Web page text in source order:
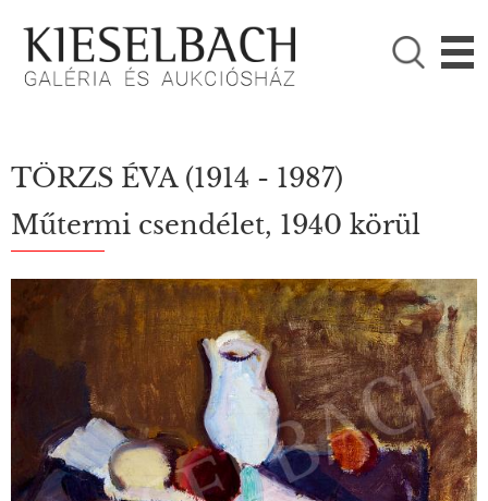

KÉRJÜK VÁLASSZON!
Festmények
TÖRZS ÉVA (1914 - 1987)
Műtermi csendélet, 1940 körül